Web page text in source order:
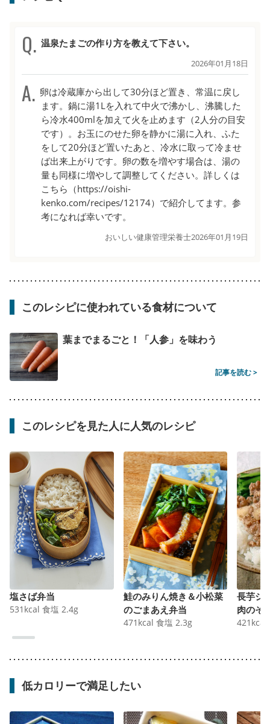
温泉たまごの作り方を教えて下さい。
2026年01月18日
卵は冷蔵庫から出して30分ほど置き、常温に戻し
ます。鍋に湯1Lを入れて中火で沸かし、沸騰した
ら冷水400mlを加えて火を止めます（2人分の目安
です）。お玉にのせた卵を静かに湯に入れ、ふた
をして20分ほど置いたあと、冷水に取って冷ませ
ば出来上がりです。卵の数を増やす場合は、湯の
量も同様に増やして調整してください。詳しくは
こちら（https://oishi-
kenko.com/recipes/12174）で紹介してます。参
考になれば幸いです。
おいしい健康管理栄養士2026年01月19日
このレシピに使われている食材について
葉までまるごと！「人参」を味わう
記事を読む >
このレシピを見た人に人気のレシピ
塩さば弁当
531 kcal 食塩 2.4g
鮭のみりん焼き＆小松菜
のごまあえ弁当
471 kcal 食塩 2.3g
長芋シ
肉のそ
421 kcal
低カロリーで満足したい